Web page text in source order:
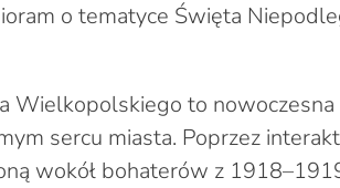
o tematyce Święta
Wielkopolskiego to
sercu miasta. Poprzez
wokół bohaterów z